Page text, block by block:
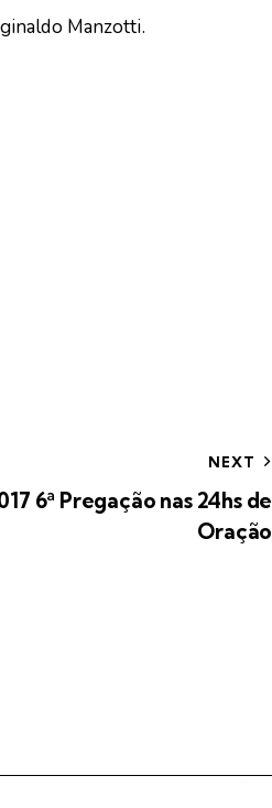
Manzotti.
NEXT
6ª Pregação nas 24hs de
Oração